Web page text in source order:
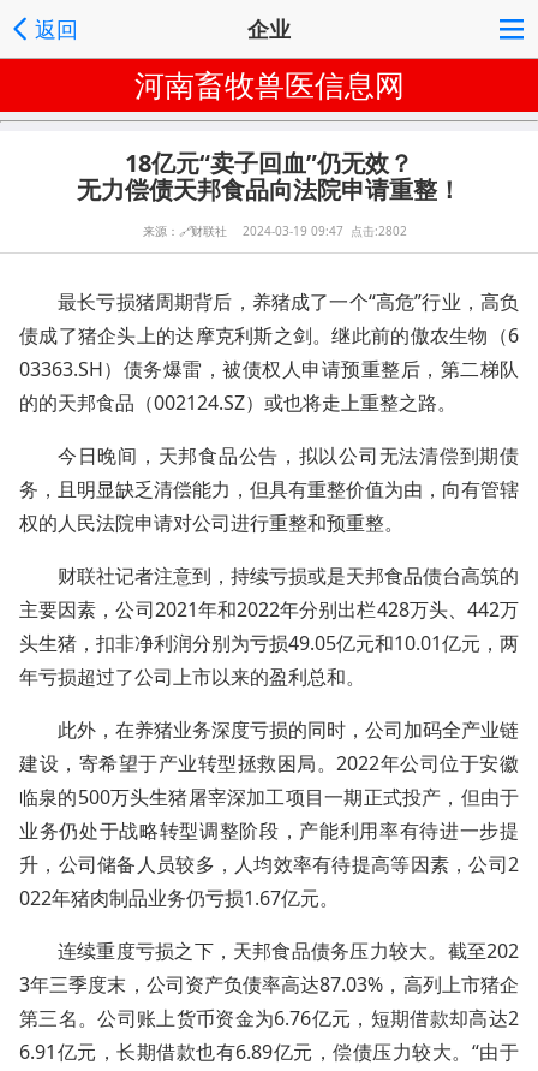
返回 企业
河南畜牧兽医信息网
18亿元“卖子回血”仍无效？
无力偿债天邦食品向法院申请重整！
来源： 🔗财联社 2024-03-19 09:47 点击:2802
最长亏损猪周期背后，养猪成了一个“高危”行业，高负
债成了猪企头上的达摩克利斯之剑。继此前的傲农生物（6
03363.SH）债务爆雷，被债权人申请预重整后，第二梯队
的的天邦食品（002124.SZ）或也将走上重整之路。
今日晚间，天邦食品公告，拟以公司无法清偿到期债
务，且明显缺乏清偿能力，但具有重整价值为由，向有管辖
权的人民法院申请对公司进行重整和预重整。
财联社记者注意到，持续亏损或是天邦食品债台高筑的
主要因素，公司2021年和2022年分别出栏428万头、442万
头生猪，扣非净利润分别为亏损49.05亿元和10.01亿元，两
年亏损超过了公司上市以来的盈利总和。
此外，在养猪业务深度亏损的同时，公司加码全产业链
建设，寄希望于产业转型拯救困局。2022年公司位于安徽
临泉的500万头生猪屠宰深加工项目一期正式投产，但由于
业务仍处于战略转型调整阶段，产能利用率有待进一步提
升，公司储备人员较多，人均效率有待提高等因素，公司2
022年猪肉制品业务仍亏损1.67亿元。
连续重度亏损之下，天邦食品债务压力较大。截至202
3年三季度末，公司资产负债率高达87.03%，高列上市猪企
第三名。公司账上货币资金为6.76亿元，短期借款却高达2
6.91亿元，长期借款也有6.89亿元，偿债压力较大。“由于